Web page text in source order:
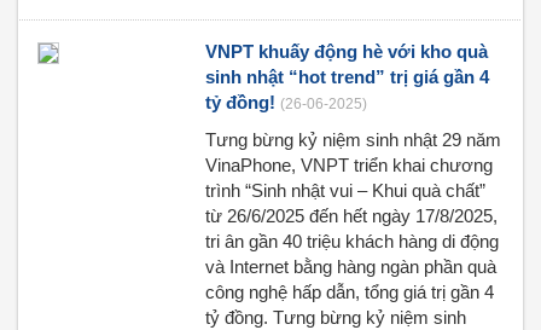
VNPT khuấy động hè với kho quà
sinh nhật “hot trend” trị giá gần 4
tỷ đồng! (26-06-2025)
Tưng bừng kỷ niệm sinh nhật 29 năm
VinaPhone, VNPT triển khai chương
trình “Sinh nhật vui – Khui quà chất”
từ 26/6/2025 đến hết ngày 17/8/2025,
tri ân gần 40 triệu khách hàng di động
và Internet bằng hàng ngàn phần quà
công nghệ hấp dẫn, tổng giá trị gần 4
tỷ đồng. Tưng bừng kỷ niệm sinh